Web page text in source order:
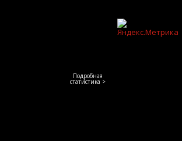
Подробная
статистика >